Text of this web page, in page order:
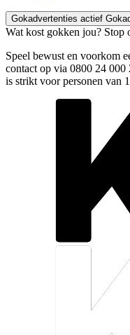
Gokadvertenties actief
Wat kost gokken jou? Stop
Speel bewust en voorkom
contact op via 0800 24 000
is strikt voor personen van